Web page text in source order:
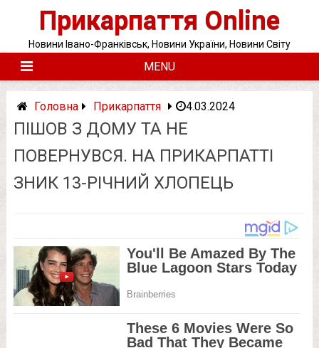
Прикарпаття Online
Новини Івано-Франківськ, Новини України, Новини Світу
MENU
Головна Прикарпаття 4.03.2024
ПІШОВ З ДОМУ ТА НЕ
ПОВЕРНУВСЯ. НА ПРИКАРПАТТІ
ЗНИК 13-РІЧНИЙ ХЛОПЕЦЬ